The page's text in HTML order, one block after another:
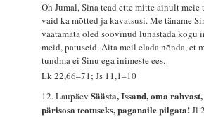
Oh Jumal, Sina tead ette mitte ainult meie
vaid ka mõtted ja kavatsusi. Me täname
vaatamata oled soovinud lunastada kogu
meid, patuseid. Aita meil elada nõnda, et
tundma ei Sinu ega inimeste ees.
Lk 22,66–71; Js 11,1–10
12. LaupäevSäästa, Issand, oma
pärisosa teotuseks, paganaile pilgata!Jl